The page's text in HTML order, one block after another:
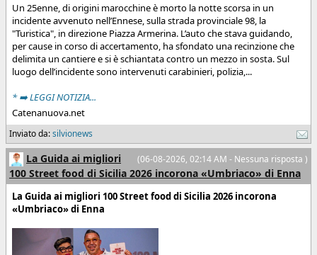
Un 25enne, di origini marocchine è morto la notte scorsa in un
incidente avvenuto nell’Ennese, sulla strada provinciale 98, la
"Turistica", in direzione Piazza Armerina. L’auto che stava guidando,
per cause in corso di accertamento, ha sfondato una recinzione che
delimita un cantiere e si è schiantata contro un mezzo in sosta. Sul
luogo dell’incidente sono intervenuti carabinieri, polizia,...
* ➡️ LEGGI NOTIZIA...
Catenanuova.net
Inviato da:silvionews
(06-08-2026, 02:14 AM - Nessuna risposta )
La Guida ai migliori
100 Street food di Sicilia 2026 incorona «Umbriaco» di Enna
La Guida ai migliori 100 Street food di Sicilia 2026 incorona
«Umbriaco» di Enna